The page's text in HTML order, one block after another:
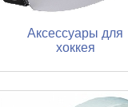
Аксессуары для
хоккея